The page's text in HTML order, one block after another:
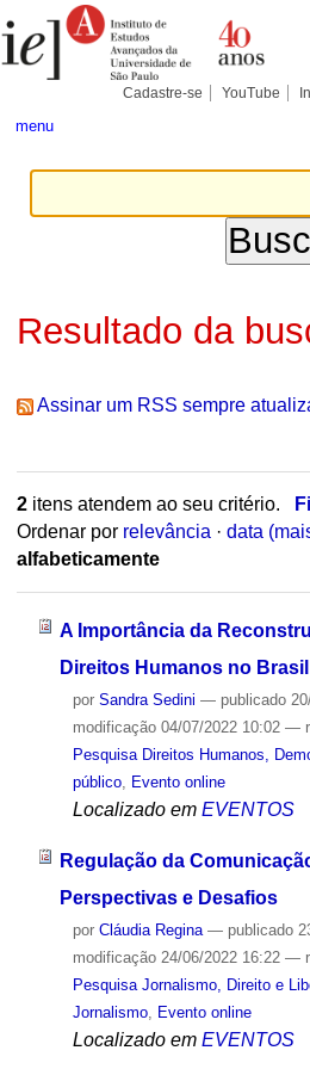
para
conteúdo.
Pessoais
Cadastre-se YouTube
menu
Resultado da
Assinar um RSS sempre
2itens atendem ao seu critério.
Ordenar por relevância · data
alfabeticamente
A Importância da
Direitos Humanos no Brasil
por Sandra Sedini — publicado
modificação04/07/2022 10:02 —
Pesquisa Direitos Humanos,
público, Evento online
Localizado em EVENTOS
Regulação da
Perspectivas e Desafios
por Cláudia Regina — publicado
modificação24/06/2022 16:22 —
Pesquisa Jornalismo, Direito e
Jornalismo, Evento online
Localizado em EVENTOS